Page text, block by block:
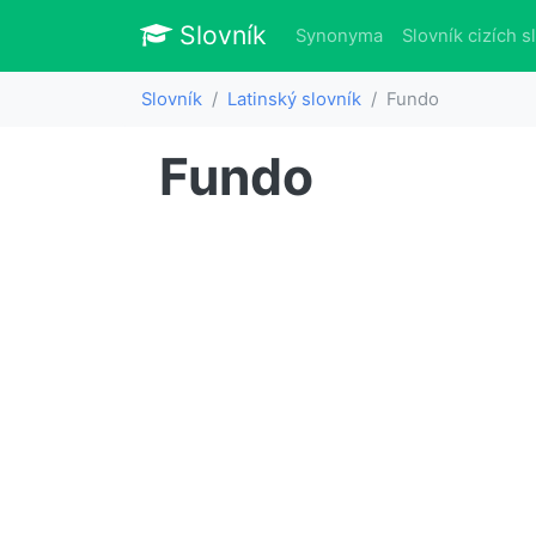
Slovník Slovník
Synonyma Slovník cizích
Slovník Latinský slovník Fundo
Fundo